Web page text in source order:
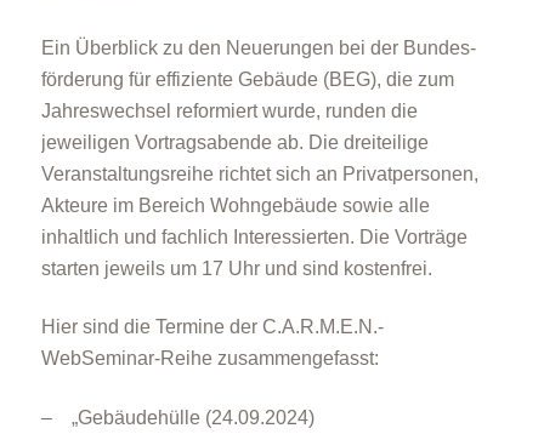
Ein Überblick zu den Neuerungen bei der Bundes­
förderung für effiziente Gebäude (BEG), die zum
Jahreswechsel reformiert wurde, runden die
jeweiligen Vortragsabende ab. Die dreiteilige
Veranstaltungsreihe richtet sich an Privatpersonen,
Akteure im Bereich Wohngebäude sowie alle
inhaltlich und fachlich Interessierten. Die Vorträge
starten jeweils um 17 Uhr und sind kostenfrei.
Hier sind die Termine der C.A.R.M.E.N.-
WebSeminar-Reihe zusammengefasst:
– „Gebäudehülle (24.09.2024)